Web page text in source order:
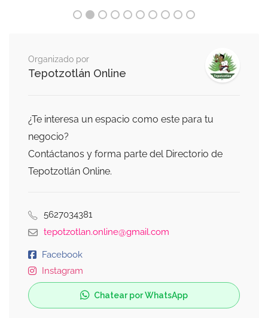
Organizado por
Tepotzotlán Online
¿Te interesa un espacio como este para tu
negocio?
Contáctanos y forma parte del Directorio de
Tepotzotlán Online.
5627034381
tepotzotlan.online@gmail.com
Facebook
Instagram
Chatear por WhatsApp